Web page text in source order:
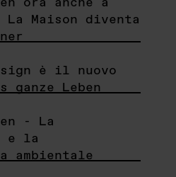
La Maison diventa
è il nuovo
ganze Leben
- La
e la
ambientale